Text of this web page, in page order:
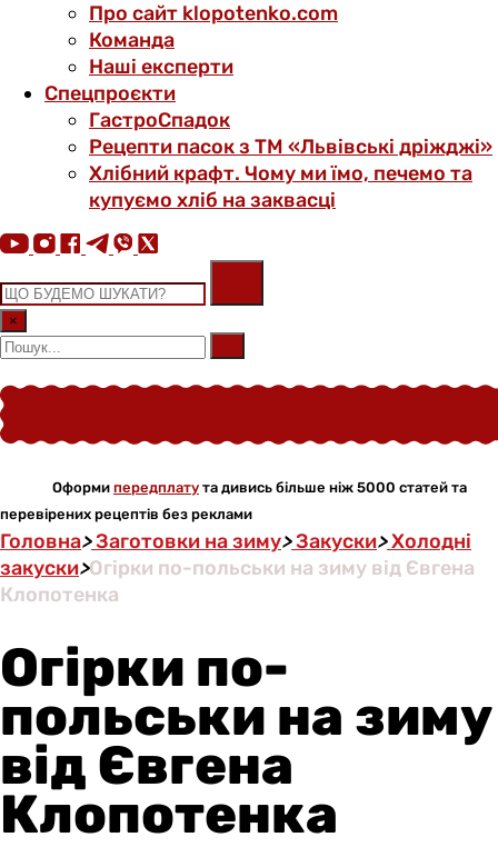
Про сайт klopotenko.com
Команда
Наші експерти
Спецпроєкти
ГастроСпадок
Рецепти пасок з ТМ «Львівські дріжджі»
Хлібний крафт. Чому ми їмо, печемо та
купуємо хліб на заквасці
×
Оформи передплату та дивись більше ніж 5000 статей та
перевірених рецептів без реклами
Головна>Заготовки на зиму>Закуски>Холодні
закуски>Огірки по-польськи на зиму від Євгена
Клопотенка
Огірки по-
польськи на зиму
від Євгена
Клопотенка